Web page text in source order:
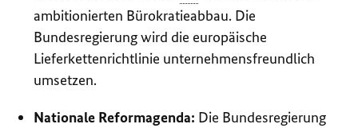
ambitionierten Bürokratieabbau. Die
Bundesregierung wird die europäische
Lieferkettenrichtlinie unternehmensfreundlich
umsetzen.
Nationale Reformagenda: Die Bundesregierung